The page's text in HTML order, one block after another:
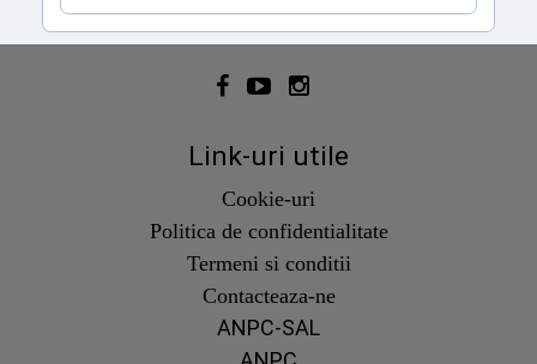
Link-uri utile
Cookie-uri
Politica de confidentialitate
Termeni si conditii
Contacteaza-ne
ANPC-SAL